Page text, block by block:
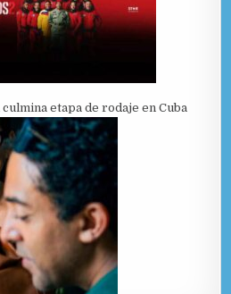
etapa de rodaje en Cuba